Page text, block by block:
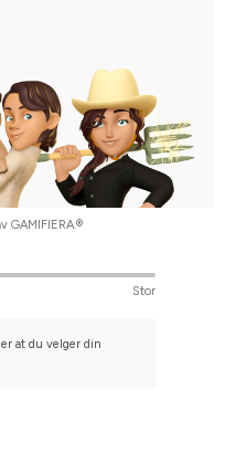
GAMIFIERA.®
Stor
at du velger din